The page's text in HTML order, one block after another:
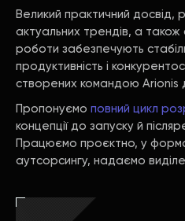
Великий практичний досвід,
актуальних трендів, а також
роботи забезпечують
продуктивність і
створених командою Arionis
Пропонуємо повний цикл
концепції до запуску й
Працюємо проєктно, у
аутсорсингу, надаємо